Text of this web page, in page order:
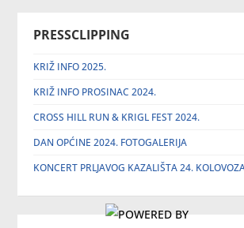
PRESSCLIPPING
KRIŽ INFO 2025.
KRIŽ INFO PROSINAC 2024.
CROSS HILL RUN & KRIGL FEST 2024.
DAN OPĆINE 2024. FOTOGALERIJA
KONCERT PRLJAVOG KAZALIŠTA 24.